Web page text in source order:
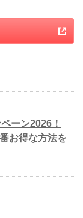
ーン2026！
お得な方法を